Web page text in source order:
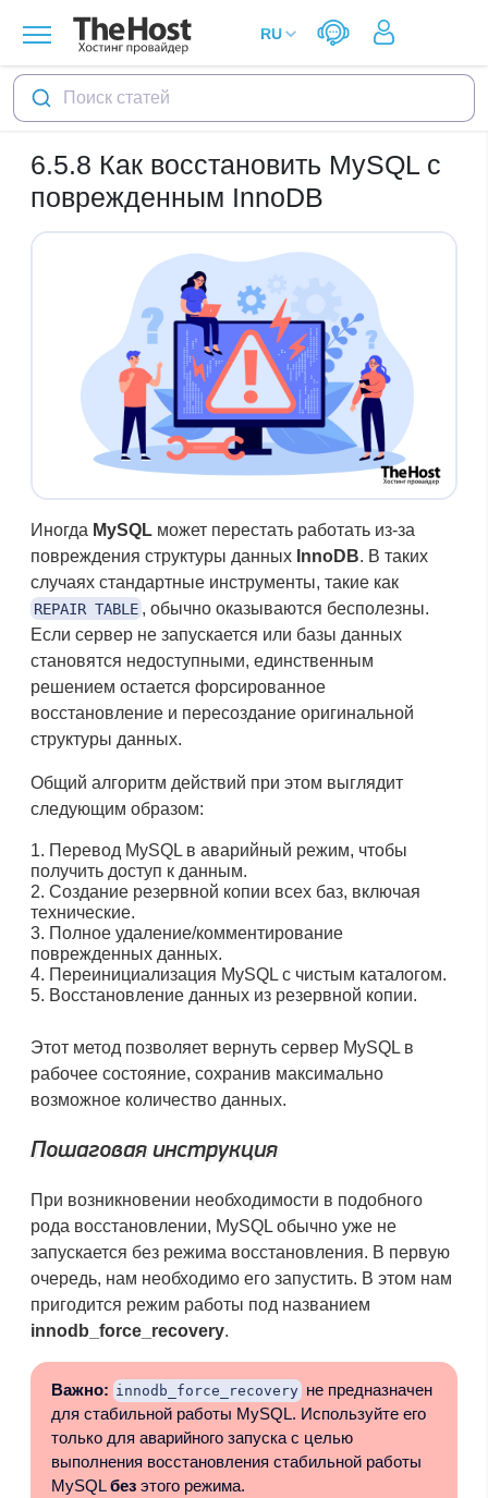
Поиск статей
6.5.8 Как восстановить MySQL с
поврежденным InnoDB
Иногда MySQL может перестать работать из-за
повреждения структуры данных InnoDB. В таких
случаях стандартные инструменты, такие как
REPAIR TABLE , обычно оказываются бесполезны.
Если сервер не запускается или базы данных
становятся недоступными, единственным
решением остается форсированное
восстановление и пересоздание оригинальной
структуры данных.
Общий алгоритм действий при этом выглядит
следующим образом:
Перевод MySQL в аварийный режим, чтобы
получить доступ к данным.
Создание резервной копии всех баз, включая
технические.
Полное удаление/комментирование
поврежденных данных.
Переинициализация MySQL с чистым каталогом.
Восстановление данных из резервной копии.
Этот метод позволяет вернуть сервер MySQL в
рабочее состояние, сохранив максимально
возможное количество данных.
Пошаговая инструкция
При возникновении необходимости в подобного
рода восстановлении, MySQL обычно уже не
запускается без режима восстановления. В первую
очередь, нам необходимо его запустить. В этом нам
пригодится режим работы под названием
innodb_force_recovery.
Важно: innodb_force_recovery не предназначен
для стабильной работы MySQL. Используйте его
только для аварийного запуска с целью
выполнения восстановления стабильной работы
MySQLбезэтого режима.